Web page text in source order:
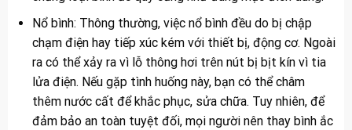
Nổ bình: Thông thường, việc nổ bình đều do bị chập
chạm điện hay tiếp xúc kém với thiết bị, động cơ. Ngoài
ra có thể xảy ra vì lỗ thông hơi trên nút bị bịt kín vì tia
lửa điện. Nếu gặp tình huống này, bạn có thể châm
thêm nước cất để khắc phục, sửa chữa. Tuy nhiên, để
đảm bảo an toàn tuyệt đối, mọi người nên thay bình ắc